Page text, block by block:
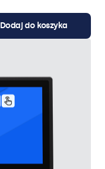
Dodaj do koszyka